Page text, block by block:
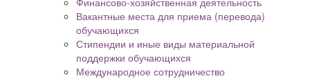
Вакантные места для приема (перевода)
обучающихся
Стипендии и иные виды материальной
поддержки обучающихся
Международное сотрудничество